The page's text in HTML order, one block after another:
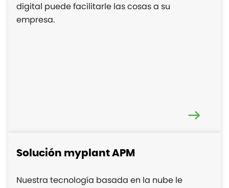
digital puede facilitarle las cosas a su
empresa.
Solución myplant APM
Nuestra tecnología basada en la nube le